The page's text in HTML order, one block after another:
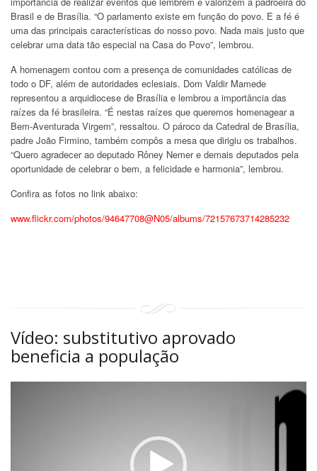
Brasil e de Brasília. “O parlamento existe em função do povo. E a fé é
uma das principais características do nosso povo. Nada mais justo que
celebrar uma data tão especial na Casa do Povo”, lembrou.
A homenagem contou com a presença de comunidades católicas de
todo o DF, além de autoridades eclesiais. Dom Valdir Mamede
representou a arquidiocese de Brasília e lembrou a importância das
raízes da fé brasileira. “É nestas raízes que queremos homenagear a
Bem-Aventurada Virgem”, ressaltou. O pároco da Catedral de Brasília,
padre João Firmino, também compôs a mesa que dirigiu os trabalhos.
“Quero agradecer ao deputado Rôney Nemer e demais deputados pela
oportunidade de celebrar o bem, a felicidade e harmonia”, lembrou.
Confira as fotos no link abaixo:
www.flickr.com/photos/94647708@N05/albums/72157673714285232
Vídeo: substitutivo aprovado
beneficia a população